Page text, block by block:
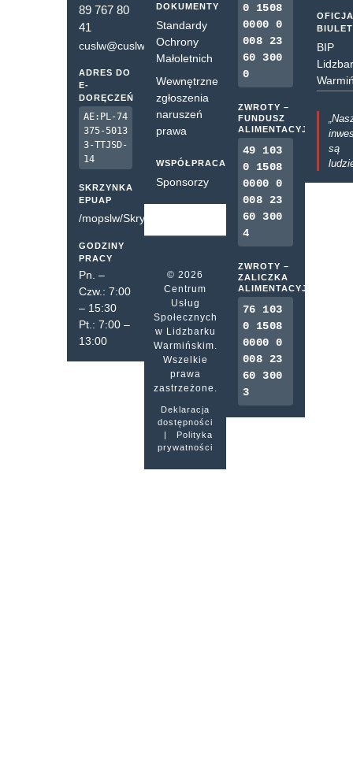
89 767 80
41
cuslw@cuslw.pl
ADRES DO
E-
DORĘCZEŃ
AE:PL-74
375-5013
3-TTJSD-
14
SKRZYNKA
EPUAP
/mopslw/SkrytkaESP
GODZINY
PRACY
Pn. –
Czw.: 7:00
– 15:30
Pt.: 7:00 –
13:00
DOKUMENTY
Standardy
Ochrony
Małoletnich
Wewnętrzne
zgłoszenia
naruszeń
prawa
WSPÓŁPRACA
Sponsorzy
© 2026
Centrum
Usług
Społecznych
w Lidzbarku
Warmińskim.
Wszelkie
prawa
zastrzeżone.
Deklaracja
dostępności
|
Polityka
prywatności
0 1508
0000 0
008 23
60 300
0
ZWROTY –
FUNDUSZ
ALIMENTACYJNY
49 103
0 1508
0000 0
008 23
60 300
4
ZWROTY –
ZALICZKA
ALIMENTACYJNA
76 103
0 1508
0000 0
008 23
60 300
3
BIP
są